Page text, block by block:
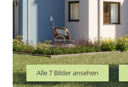
Alle 7 Bilder ansehen